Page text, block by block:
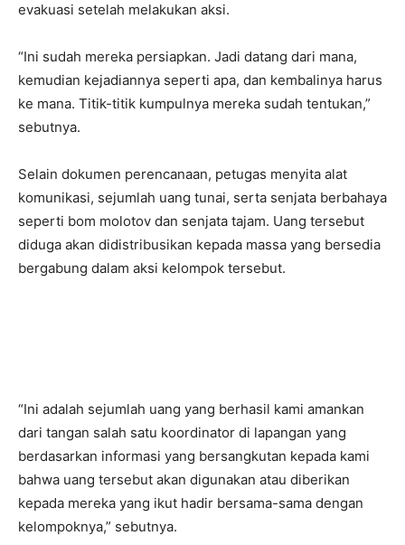
evakuasi setelah melakukan aksi.
“Ini sudah mereka persiapkan. Jadi datang dari mana,
kemudian kejadiannya seperti apa, dan kembalinya harus
ke mana. Titik-titik kumpulnya mereka sudah tentukan,”
sebutnya.
Selain dokumen perencanaan, petugas menyita alat
komunikasi, sejumlah uang tunai, serta senjata berbahaya
seperti bom molotov dan senjata tajam. Uang tersebut
diduga akan didistribusikan kepada massa yang bersedia
bergabung dalam aksi kelompok tersebut.
“Ini adalah sejumlah uang yang berhasil kami amankan
dari tangan salah satu koordinator di lapangan yang
berdasarkan informasi yang bersangkutan kepada kami
bahwa uang tersebut akan digunakan atau diberikan
kepada mereka yang ikut hadir bersama-sama dengan
kelompoknya,” sebutnya.